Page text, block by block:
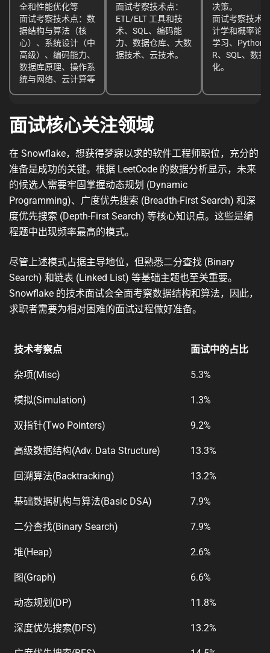
全和性能优化等
面试考察技术点：数
据结构与算法（核
心）、系统设计（中
高级）、编码能力、
数据库原理、操作系
统与网络、云计算等
面试考察技术点：
ETL/ELT 工具和技
术、SQL、编码能
力、数据仓库、大数
据技术、云技术。
决策。
面试考察技术
计学和概率论
学习、Python
R、SQL、数据
化。
面试核心关注领域
在 Snowflake，想获得梦寐以求的软件工程师职位，充分的
准备是成功的关键。根据 LeetCode 的数据分析显示，未来
的候选人需要牢固掌握动态规划 (Dynamic
Programming)、广度优先搜索 (Breadth-First Search) 和深
度优先搜索 (Depth-First Search) 等核心知识点。这些是编
程题中出现频率最高的模式。
尽管上述模式占据主导地位，但熟悉二分查找 (Binary
Search) 和链表 (Linked List) 等基础主题也至关重要。
Snowflake 的技术面试会全面考察数据结构和算法，因此，
求职者需要为相对困难的面试过程做好准备。
技术考察点
面试中的占比
技术考察点
面试中的占比
杂项(Misc) 5.3%
模拟(Simulation) 1.3%
双指针(Two Pointers) 9.2%
高级数据结构(Adv. Data Structure) 13.3%
回溯算法(Backtracking) 13.2%
基础数据机构与算法(Basic DSA) 7.9%
二分查找(Binary Search) 7.9%
堆(Heap) 2.6%
图(Graph) 6.6%
动态规划(DP) 11.8%
深度优先搜索(DFS) 13.2%